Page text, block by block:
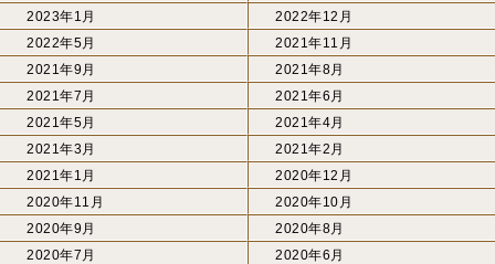
2023年1月
2022年12月
2022年5月
2021年11月
2021年9月
2021年8月
2021年7月
2021年6月
2021年5月
2021年4月
2021年3月
2021年2月
2021年1月
2020年12月
2020年11月
2020年10月
2020年9月
2020年8月
2020年7月
2020年6月